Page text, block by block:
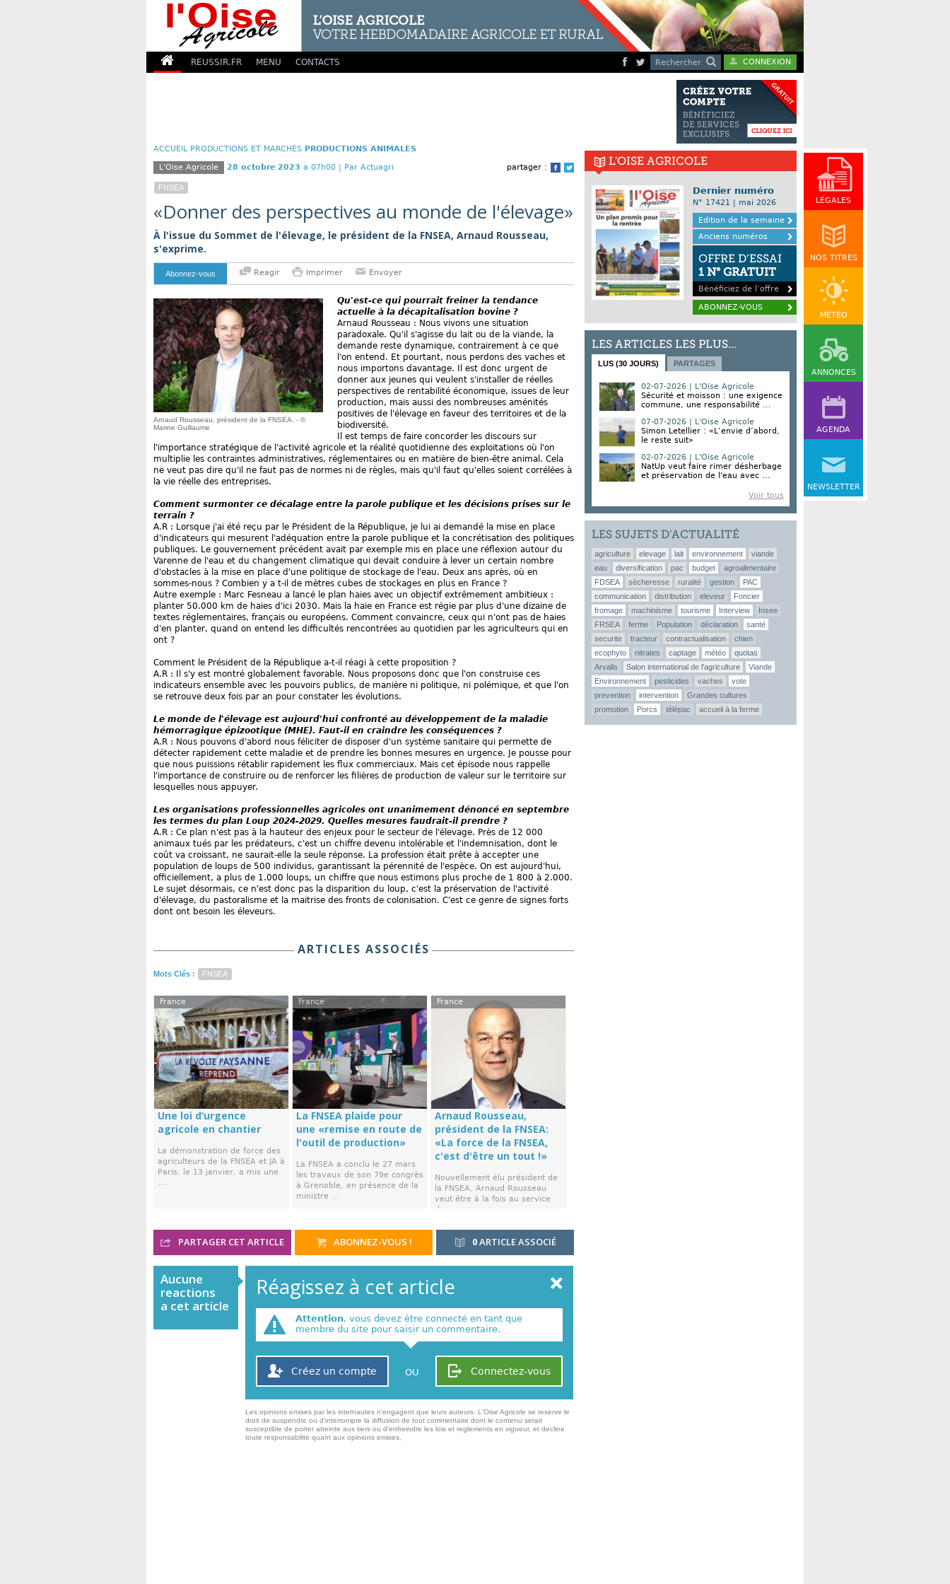
REUSSIR.FR MENU CONTACTS Rechercher CONNEXION
LÉGALES
NOS TITRES
MÉTÉO
ANNONCES
AGENDA
NEWSLETTER
ACCUEIL PRODUCTIONS ET MARCHÉS PRODUCTIONS ANIMALES
partager :
Facebook
Twitter
L'Oise Agricole 28 octobre 2023 a 07h00 | Par Actuagri
FNSEA
«Donner des perspectives au monde de l'élevage»
À l'issue du Sommet de l'élevage, le président de la FNSEA, Arnaud Rousseau,
s'exprime.
Abonnez-vous Reagir Imprimer Envoyer
Arnaud Rousseau, président de la FNSEA. - ©
Marine Guillaume
Qu'est-ce qui pourrait freiner la tendance
actuelle à la décapitalisation bovine ?
Arnaud Rousseau : Nous vivons une situation
paradoxale. Qu'il s'agisse du lait ou de la viande, la
demande reste dynamique, contrairement à ce que
l'on entend. Et pourtant, nous perdons des vaches et
nous importons davantage. Il est donc urgent de
donner aux jeunes qui veulent s'installer de réelles
perspectives de rentabilité économique, issues de leur
production, mais aussi des nombreuses aménités
positives de l'élevage en faveur des territoires et de la
biodiversité.
Il est temps de faire concorder les discours sur
l'importance stratégique de l'activité agricole et la réalité quotidienne des exploitations où l'on
multiplie les contraintes administratives, réglementaires ou en matière de bien-être animal. Cela
ne veut pas dire qu'il ne faut pas de normes ni de règles, mais qu'il faut qu'elles soient corrélées à
la vie réelle des entreprises.
Comment surmonter ce décalage entre la parole publique et les décisions prises sur le
terrain ?
A.R : Lorsque j'ai été reçu par le Président de la République, je lui ai demandé la mise en place
d'indicateurs qui mesurent l'adéquation entre la parole publique et la concrétisation des politiques
publiques. Le gouvernement précédent avait par exemple mis en place une réflexion autour du
Varenne de l'eau et du changement climatique qui devait conduire à lever un certain nombre
d'obstacles à la mise en place d'une politique de stockage de l'eau. Deux ans après, où en
sommes-nous ? Combien y a t-il de mètres cubes de stockages en plus en France ?
Autre exemple : Marc Fesneau a lancé le plan haies avec un objectif extrêmement ambitieux :
planter 50.000 km de haies d'ici 2030. Mais la haie en France est régie par plus d'une dizaine de
textes réglementaires, français ou européens. Comment convaincre, ceux qui n'ont pas de haies
d'en planter, quand on entend les difficultés rencontrées au quotidien par les agriculteurs qui en
ont ?
Comment le Président de la République a-t-il réagi à cette proposition ?
A.R : Il s'y est montré globalement favorable. Nous proposons donc que l'on construise ces
indicateurs ensemble avec les pouvoirs publics, de manière ni politique, ni polémique, et que l'on
se retrouve deux fois par an pour constater les évolutions.
Le monde de l'élevage est aujourd'hui confronté au développement de la maladie
hémorragique épizootique (MHE). Faut-il en craindre les conséquences ?
A.R : Nous pouvons d'abord nous féliciter de disposer d'un système sanitaire qui permette de
détecter rapidement cette maladie et de prendre les bonnes mesures en urgence. Je pousse pour
que nous puissions rétablir rapidement les flux commerciaux. Mais cet épisode nous rappelle
l'importance de construire ou de renforcer les filières de production de valeur sur le territoire sur
lesquelles nous appuyer.
Les organisations professionnelles agricoles ont unanimement dénoncé en septembre
les termes du plan Loup 2024-2029. Quelles mesures faudrait-il prendre ?
A.R : Ce plan n'est pas à la hauteur des enjeux pour le secteur de l'élevage. Près de 12 000
animaux tués par les prédateurs, c'est un chiffre devenu intolérable et l'indemnisation, dont le
coût va croissant, ne saurait-elle la seule réponse. La profession était prête à accepter une
population de loups de 500 individus, garantissant la pérennité de l'espèce. On est aujourd'hui,
officiellement, a plus de 1.000 loups, un chiffre que nous estimons plus proche de 1 800 à 2.000.
Le sujet désormais, ce n'est donc pas la disparition du loup, c'est la préservation de l'activité
d'élevage, du pastoralisme et la maitrise des fronts de colonisation. C'est ce genre de signes forts
dont ont besoin les éleveurs.
ARTICLES ASSOCIÉS
Mots Clés : FNSEA
France
Une loi d’urgence
agricole en chantier
La démonstration de force des
agriculteurs de la FNSEA et JA à
Paris, le 13 janvier, a mis une
France
La FNSEA plaide pour
une «remise en route de
l'outil de production»
La FNSEA a conclu le 27 mars
les travaux de son 79e congrès
à Grenoble, en présence de la
ministre ...
France
Arnaud Rousseau,
président de la FNSEA:
«La force de la FNSEA,
c'est d'être un tout !»
Nouvellement élu président de
la FNSEA, Arnaud Rousseau
veut être à la fois au service
des ...
0ARTICLE ASSOCIÉ
PARTAGER CET ARTICLE ABONNEZ-VOUS !
Aucune
reactions
a cet article
Réagissez à cet article
Attention, vous devez être connecté en tant que
membre du site pour saisir un commentaire.
Connectez-vous
Créez un compte OU
Les opinions emises par les internautes n'engagent que leurs auteurs. L'Oise Agricole se reserve le
droit de suspendre ou d'interrompre la diffusion de tout commentaire dont le contenu serait
susceptible de porter atteinte aux tiers ou d'enfreindre les lois et reglements en vigueur, et decline
toute responsabilite quant aux opinions emises,
L'OISE AGRICOLE
Dernier numéro
N° 17421 | mai 2026
Edition de la semaine
Anciens numéros
OFFRE D’ESSAI
1 N° GRATUIT
Bénéficiez de l’offre
ABONNEZ-VOUS
LES ARTICLES LES PLUS...
LUS (30 JOURS) PARTAGES
02-07-2026 | L'Oise Agricole
Sécurité et moisson : une exigence
commune, une responsabilité ...
07-07-2026 | L'Oise Agricole
Simon Letellier : «L’envie d’abord,
le reste suit»
02-07-2026 | L'Oise Agricole
NatUp veut faire rimer désherbage
et préservation de l'eau avec ...
Voir tous
LES SUJETS D’ACTUALITÉ
agriculture elevage lait environnement
viande
eau
diversification pac budget
agroalimentaire
FDSEA
sécheresse ruralité gestion
PAC
communication
distribution eleveur
Foncier
fromage
machinisme tourisme Interview
Insee
FRSEA
ferme Population déclaration
santé
securite
tracteur contractualisation
chien
ecophyto
nitrates captage météo
quotas
Arvalis
Salon international de l'agriculture
Viande
Environnement
pesticides vaches
vote
prevention
intervention
Grandes cultures
promotion
Porcs télépac accueil à la ferme